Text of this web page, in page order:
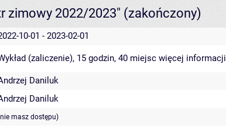
zimowy 2022/2023" (zakończony)
10-01 - 2023-02-01
(zaliczenie), 15 godzin, 40 miejsc więcej informacji
Daniluk
Daniluk
masz dostępu)